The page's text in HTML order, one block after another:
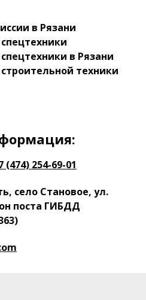
в Рязани
в Рязани
техники
(474) 254-69-01
село Становое, ул.
поста ГИБДД